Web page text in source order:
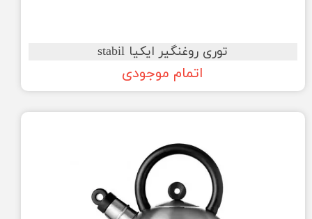
توری روغنگیر ایکیا stabil
اتمام موجودی